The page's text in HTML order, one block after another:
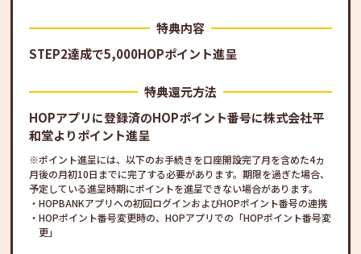
特典内容
STEP2達成で5,000HOPポイント進呈
特典還元方法
HOPアプリに登録済のHOPポイント番号に株式会社平
和堂よりポイント進呈
ポイント進呈には、以下のお手続きを口座開設完了月を含めた4ヵ
月後の月初10日までに完了する必要があります。期限を過ぎた場合、
予定している進呈時期にポイントを進呈できない場合があります。
HOPBANKアプリへの初回ログインおよびHOPポイント番号の連携
HOPポイント番号変更時の、HOPアプリでの「HOPポイント番号変
更」